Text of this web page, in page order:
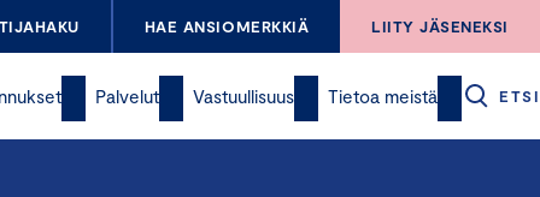
HAE ANSIOMERKKIÄ LIITY JÄSENEKSI
Palvelut Vastuullisuus Tietoa meistä ETSI